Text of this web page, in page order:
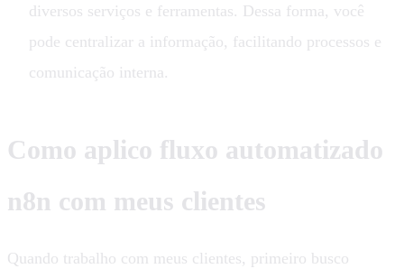
diversos serviços e ferramentas. Dessa forma, você
pode centralizar a informação, facilitando processos e
comunicação interna.
Como aplico fluxo automatizado
n8n com meus clientes
Quando trabalho com meus clientes, primeiro busco